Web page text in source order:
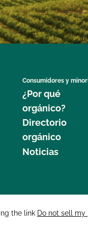
Consumidores y
¿Por qué
orgánico?
Directorio
orgánico
Noticias
877 Cedar Street, Suite
the link Do not sell